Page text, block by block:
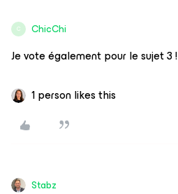
C ChicChi
Je vote également pour le sujet 3 !
1 person likes this
Stabz